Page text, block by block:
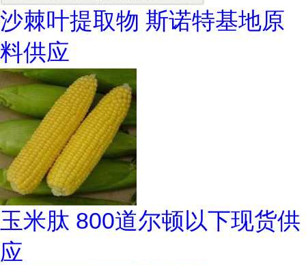
沙棘叶提取物 斯诺特基地原
料供应
玉米肽 800道尔顿以下现货供
应